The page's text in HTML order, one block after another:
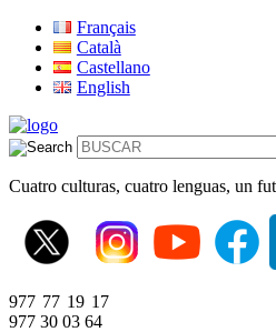
Français
Català
Castellano
English
Cuatro culturas, cuatro lenguas, un
977 77 19 17
977 30 03 64